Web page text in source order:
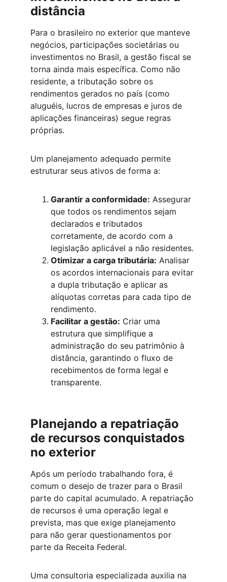
distância
Para o brasileiro no exterior que manteve
negócios, participações societárias ou
investimentos no Brasil, a gestão fiscal se
torna ainda mais específica. Como não
residente, a tributação sobre os
rendimentos gerados no país (como
aluguéis, lucros de empresas e juros de
aplicações financeiras) segue regras
próprias.
Um planejamento adequado permite
estruturar seus ativos de forma a:
Garantir a conformidade: Assegurar
que todos os rendimentos sejam
declarados e tributados
corretamente, de acordo com a
legislação aplicável a não residentes.
Otimizar a carga tributária: Analisar
os acordos internacionais para evitar
a dupla tributação e aplicar as
alíquotas corretas para cada tipo de
rendimento.
Facilitar a gestão: Criar uma
estrutura que simplifique a
administração do seu patrimônio à
distância, garantindo o fluxo de
recebimentos de forma legal e
transparente.
Planejando a repatriação
de recursos conquistados
no exterior
Após um período trabalhando fora, é
comum o desejo de trazer para o Brasil
parte do capital acumulado. A repatriação
de recursos é uma operação legal e
prevista, mas que exige planejamento
para não gerar questionamentos por
parte da Receita Federal.
Uma consultoria especializada auxilia na